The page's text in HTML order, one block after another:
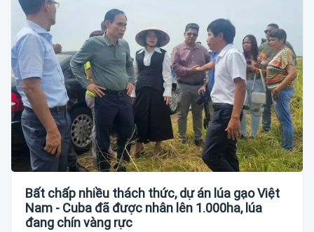
Bất chấp nhiều thách thức, dự án lúa gạo Việt
Nam - Cuba đã được nhân lên 1.000ha, lúa
đang chín vàng rực